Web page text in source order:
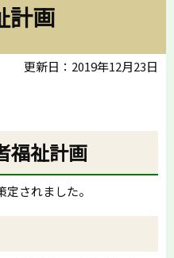
計画
更新日：2019年12月23日
福祉計画
されました。